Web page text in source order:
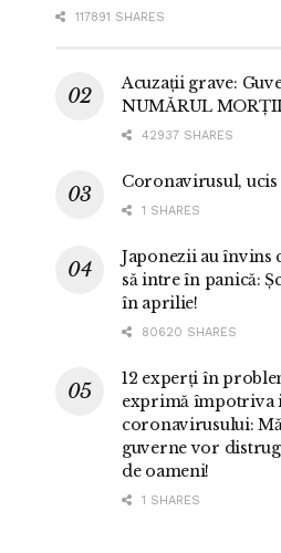
117891 SHARES
Acuzații grave:
NUMĂRUL
42937 SHARES
Coronavirusul,
1 SHARES
Japonezii au
să intre în panică:
în aprilie!
80620 SHARES
12 experți în
exprimă împotriva
coronavirusului:
guverne vor
de oameni!
1 SHARES